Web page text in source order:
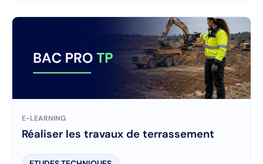
E-LEARNING
Réaliser les travaux de terrassement